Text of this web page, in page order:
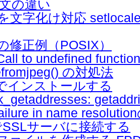
の違い
文字化け対応
修正例（POSIX）
to undefined function
の対処法
インストールする
in name
サーバに接続する